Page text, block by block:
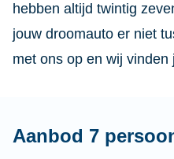
hebben altijd twintig
jouw droomauto er niet
met ons op en wij vinden
Aanbod 7